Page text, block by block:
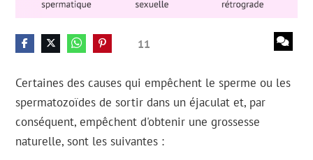
11
Certaines des causes qui empêchent le sperme ou les
spermatozoïdes de sortir dans un éjaculat et, par
conséquent, empêchent d'obtenir une grossesse
naturelle, sont les suivantes :